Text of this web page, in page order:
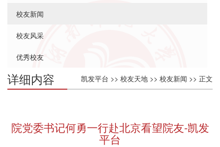
校友新闻
校友风采
优秀校友
凯发平台 >> 校友天地 >> 校友新闻 >> 正文
详细内容
院党委书记何勇一行赴北京看望院友-凯发
平台